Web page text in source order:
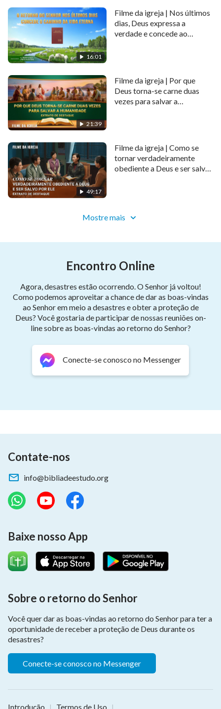
16:01
Filme da igreja | Nos últimos
dias, Deus expressa a
verdade e concede ao
21:39
Filme da igreja | Por que
Deus torna-se carne duas
vezes para salvar a
49:17
Filme da igreja | Como se
tornar verdadeiramente
obediente a Deus e ser salvo
Mostre mais
Encontro Online
Agora, desastres estão ocorrendo. O Senhor já voltou!
Como podemos aproveitar a chance de dar as boas-vindas
ao Senhor em meio a desastres e obter a proteção de
Deus? Você gostaria de participar de nossas reuniões on-
line sobre as boas-vindas ao retorno do Senhor?
Conecte-se conosco no Messenger
Contate-nos
info@bibliadeestudo.org
Baixe nosso App
Sobre o retorno do Senhor
Você quer dar as boas-vindas ao retorno do Senhor para ter a
oportunidade de receber a proteção de Deus durante os
desastres?
Conecte-se conosco no Messenger
Introdução | Termos de Uso |